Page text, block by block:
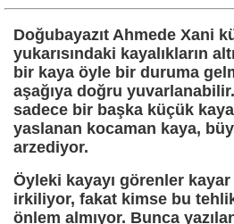
Doğubayazıt Ahmede Xani
yukarısındaki kayalıkların
bir kaya öyle bir duruma
aşağıya doğru
sadece bir başka küçük
yaslanan kocaman kaya,
arzediyor.
Öyleki kayayı görenler
irkiliyor, fakat kimse bu
önlem almıyor. Bunca